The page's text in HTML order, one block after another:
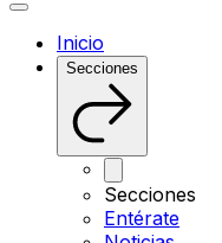
Inicio
Secciones
Secciones
Entérate